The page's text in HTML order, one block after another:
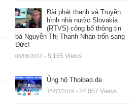
Đài phát thanh và Truyền
hình nhà nước Slovakia
(RTVS) công bố thông tin
bà Nguyễn Thị Thanh Nhàn trốn sang
Đức!
06/08/2023 - 5.165 Views
Ủng hộ Thoibao.de
15/02/2018 - 24.057 Views